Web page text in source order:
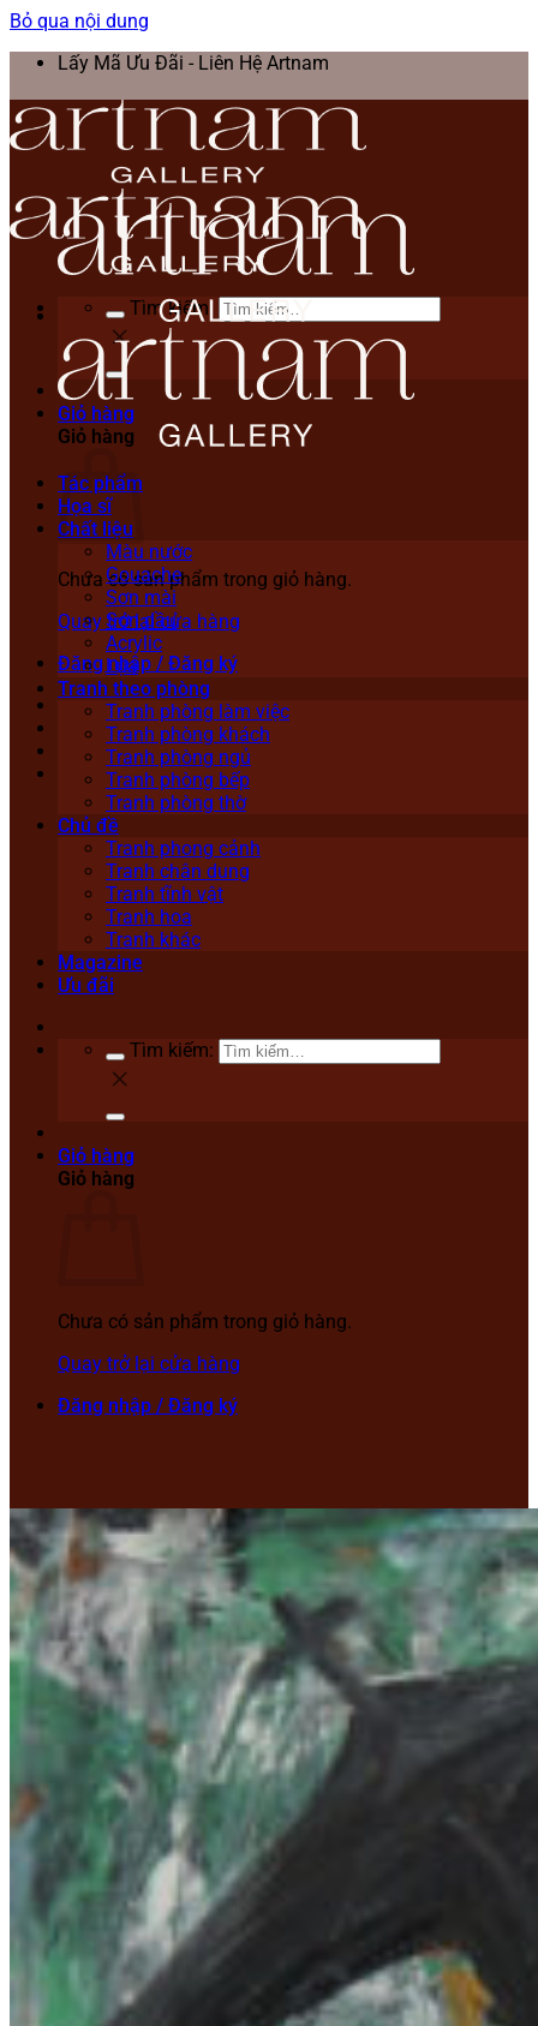
Bỏ qua nội dung
Lấy Mã Ưu Đãi - Liên Hệ Artnam
Tìm kiếm:
Giỏ hàng
Giỏ hàng
Chưa có sản phẩm trong giỏ hàng.
Quay trở lại cửa hàng
Đăng nhập / Đăng ký
Tác phẩm
Họa sĩ
Chất liệu
Màu nước
Gouache
Sơn mài
Sơn dầu
Acrylic
Lụa
Tranh theo phòng
Tranh phòng làm việc
Tranh phòng khách
Tranh phòng ngủ
Tranh phòng bếp
Tranh phòng thờ
Chủ đề
Tranh phong cảnh
Tranh chân dung
Tranh tĩnh vật
Tranh hoa
Tranh khác
Magazine
Ưu đãi
Tìm kiếm:
Giỏ hàng
Giỏ hàng
Chưa có sản phẩm trong giỏ hàng.
Quay trở lại cửa hàng
Đăng nhập / Đăng ký